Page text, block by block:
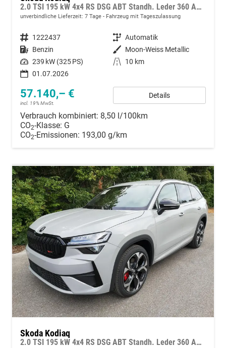
2.0 TSI 195 kW 4x4 RS DSG ABT Standh. Leder 360 AHK 7 Sitzer Pano Head GV5
unverbindliche Lieferzeit: 7 Tage Fahrzeug mit Tageszulassung
Fahrzeugnummer 1222437 Getriebe Automatik
Kraftstoff Benzin Außenfarbe Moon-Weiss Metallic
Leistung 239 kW (325 PS) Kilometerstand
10 km
01.07.2026
57.140,– €
incl. 19% MwSt.
Details
Verbrauch kombiniert: 8,50 l/100km
CO2-Klasse: G
CO2-Emissionen: 193,00 g/km
Skoda Kodiaq
2.0 TSI 195 kW 4x4 RS DSG ABT Standh. Leder 360 AHK 7 Sitzer Pano Head GV5